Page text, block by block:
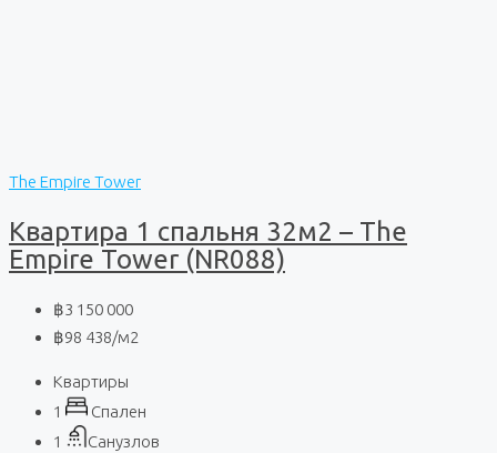
The Empire Tower
Квартира 1 спальня 32м2 – The
Empire Tower (NR088)
฿3 150 000
฿98 438/м2
Квартиры
1
Спален
1
Санузлов